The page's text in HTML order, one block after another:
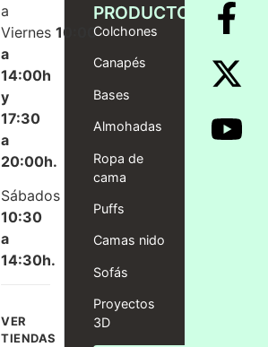
a
Viernes10:00
a
14:00h
y
17:30
a
20:00h.
Sábados
10:30
a
14:30h.
VER
TIENDAS
PRODUCTOS
Colchones
Canapés
Bases
Almohadas
Ropa de
cama
Puffs
Camas nido
Sofás
Proyectos
3D